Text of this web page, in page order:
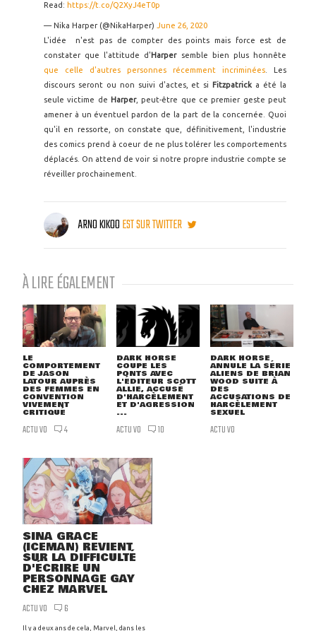
Read: https://t.co/Q2XyJ4eT0p
— Nika Harper (@NikaHarper) June 26, 2020
L'idée n'est pas de compter des points mais force est de
constater que l'attitude d'Harper semble bien plus honnête
que celle d'autres personnes récemment incriminées . Les
discours seront ou non suivi d'actes, et si Fitzpatrick a été la
seule victime de Harper, peut-être que ce premier geste peut
amener à un éventuel pardon de la part de la concernée. Quoi
qu'il en ressorte, on constate que, définitivement, l'industrie
des comics prend à coeur de ne plus tolérer les comportements
déplacés. On attend de voir si notre propre industrie compte se
réveiller prochainement.
ARNO KIKOOEST SUR TWITTER
À LIRE ÉGALEMENT
LE
COMPORTEMENT
DE JASON
LATOUR AUPRÈS
DES FEMMES EN
CONVENTION
VIVEMENT
CRITIQUÉ
ACTU VO 4
DARK HORSE
COUPE LES
PONTS AVEC
L'ÉDITEUR SCOTT
ALLIE, ACCUSÉ
D'HARCÈLEMENT
ET D'AGRESSION
...
ACTU VO 10
DARK HORSE
ANNULE LA SÉRIE
ALIENS DE BRIAN
WOOD SUITE À
DES
ACCUSATIONS DE
HARCÈLEMENT
SEXUEL
ACTU VO
SINA GRACE
(ICEMAN) REVIENT
SUR LA DIFFICULTÉ
D'ÉCRIRE UN
PERSONNAGE GAY
CHEZ MARVEL
ACTU VO 6
Il y a deux ans de cela, Marvel, dans les